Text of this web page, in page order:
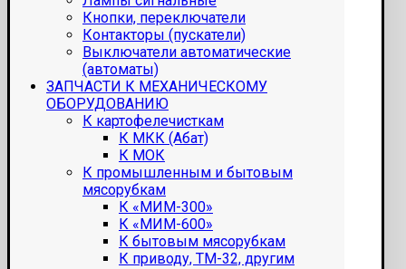
Кнопки, переключатели
Контакторы (пускатели)
Выключатели автоматические
(автоматы)
ЗАПЧАСТИ К МЕХАНИЧЕСКОМУ
ОБОРУДОВАНИЮ
К картофелечисткам
К МКК (Абат)
К МОК
К промышленным и бытовым
мясорубкам
К «МИМ-300»
К «МИМ-600»
К бытовым мясорубкам
К приводу, ТМ-32, другим